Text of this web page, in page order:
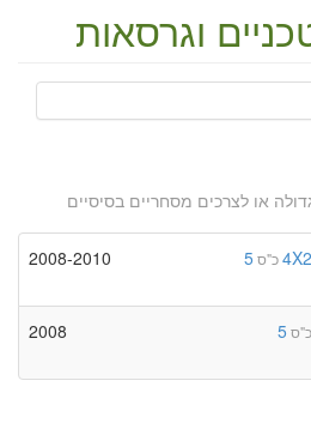
וגרסאות
או לצרכים מסחריים בסיסיים
4X2
5
2008-2010
5
2008